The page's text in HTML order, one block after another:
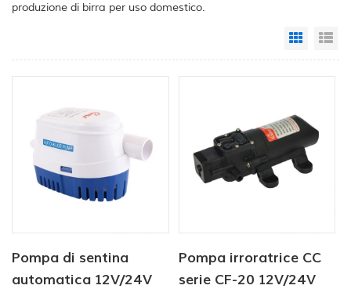
produzione di birra per uso domestico.
Grid
Pompa di sentina
automatica 12V/24V
Pompa irroratrice CC
serie CF-20 12V/24V